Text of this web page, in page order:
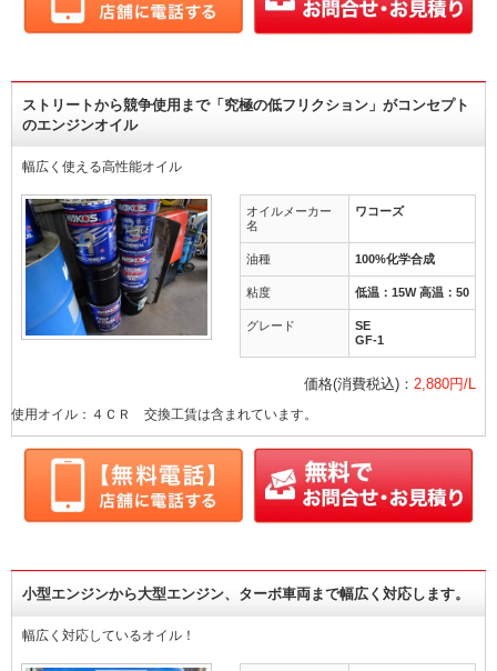
ストリートから競争使用まで「究極の低フリクション」がコンセプト
のエンジンオイル
幅広く使える高性能オイル
オイルメーカー
名
ワコーズ
油種 100%化学合成
粘度 低温：15W 高温：50
グレード
SE
GF-1
価格(消費税込)： 2,880円/L
使用オイル：４ＣＲ 交換工賃は含まれています。
小型エンジンから大型エンジン、ターボ車両まで幅広く対応します。
幅広く対応しているオイル！